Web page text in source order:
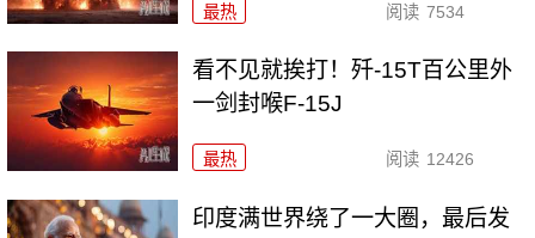
最热 阅读 7534
看不见就挨打！歼-15T百公里外
一剑封喉F-15J
最热 阅读 12426
印度满世界绕了一大圈，最后发